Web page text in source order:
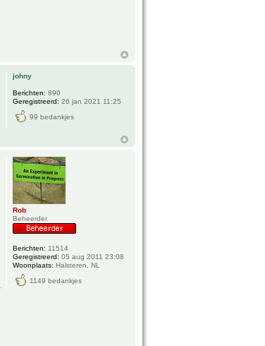
johny
Berichten: 890
Geregistreerd: 26 jan 2021 11:25
99 bedankjes
Rob
Beheerder
Berichten: 11514
Geregistreerd: 05 aug 2011 23:08
Woonplaats: Halsteren, NL
1149 bedankjes